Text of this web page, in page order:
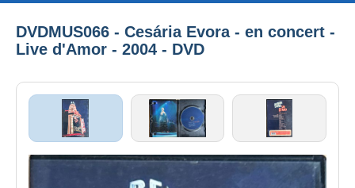
DVDMUS066 - Cesária Evora - en concert -
Live d'Amor - 2004 - DVD